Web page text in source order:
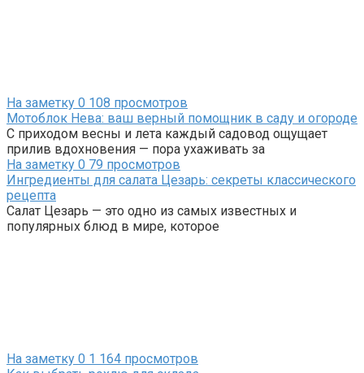
На заметку 0 108 просмотров
Мотоблок Нева: ваш верный помощник в саду и огороде
С приходом весны и лета каждый садовод ощущает
прилив вдохновения — пора ухаживать за
На заметку 0 79 просмотров
Ингредиенты для салата Цезарь: секреты классического
рецепта
Салат Цезарь — это одно из самых известных и
популярных блюд в мире, которое
На заметку 0 1 164 просмотров